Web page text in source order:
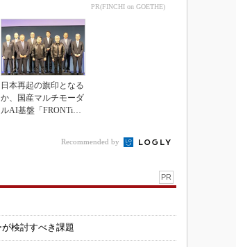
PR(FINCHI on GOETHE)
日本再起の旗印となる
か、国産マルチモーダ
ルAI基盤「FRONTi
Recommended by
PR
検討すべき課題